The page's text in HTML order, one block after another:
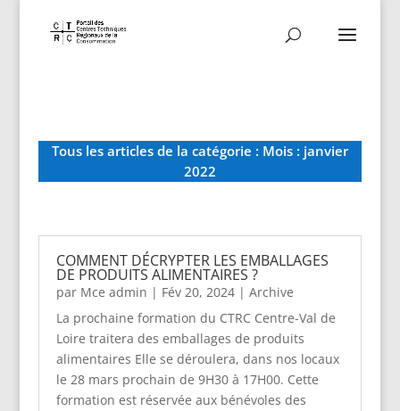
Tous les articles de la catégorie : Mois : janvier
2022
COMMENT DÉCRYPTER LES EMBALLAGES
DE PRODUITS ALIMENTAIRES ?
par Mce admin | Fév 20, 2024| Archive
La prochaine formation du CTRC Centre-Val de
Loire traitera des emballages de produits
alimentaires Elle se déroulera, dans nos locaux
le 28 mars prochain de 9H30 à 17H00. Cette
formation est réservée aux bénévoles des